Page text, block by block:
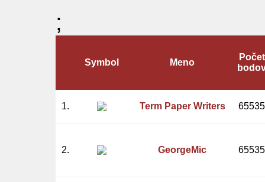
;
Symbol Meno
Počet
1. Term Paper Writers 65535
2. GeorgeMic 65535